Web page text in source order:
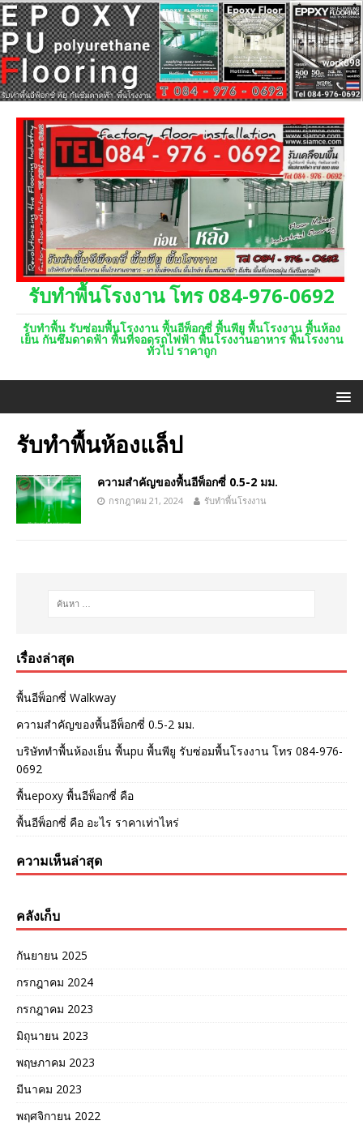
รับทำพื้นโรงงาน โทร 084-976-0692
รับทำพื้น รับซ่อมพื้นโรงงาน พื้นอีพ็อกซี่ พื้นพียู พื้นโรงงาน พื้นห้อง
เย็น กันซึมดาดฟ้า พื้นที่จอดรถไฟฟ้า พื้นโรงงานอาหาร พื้นโรงงาน
ทั่วไป ราคาถูก
รับทำพื้นห้องแล็ป
ความสำคัญของพื้นอีพ็อกซี่ 0.5-2 มม.
กรกฎาคม 21, 2024 รับทำพื้นโรงงาน
เรื่องล่าสุด
พื้นอีพ็อกซี่ Walkway
ความสำคัญของพื้นอีพ็อกซี่ 0.5-2 มม.
บริษัททำพื้นห้องเย็น พื้นpu พื้นพียู รับซ่อมพื้นโรงงาน โทร 084-976-
0692
พื้นepoxy พื้นอีพ็อกซี่ คือ
พื้นอีพ็อกซี่ คือ อะไร ราคาเท่าไหร่
ความเห็นล่าสุด
คลังเก็บ
กันยายน 2025
กรกฎาคม 2024
กรกฎาคม 2023
มิถุนายน 2023
พฤษภาคม 2023
มีนาคม 2023
พฤศจิกายน 2022